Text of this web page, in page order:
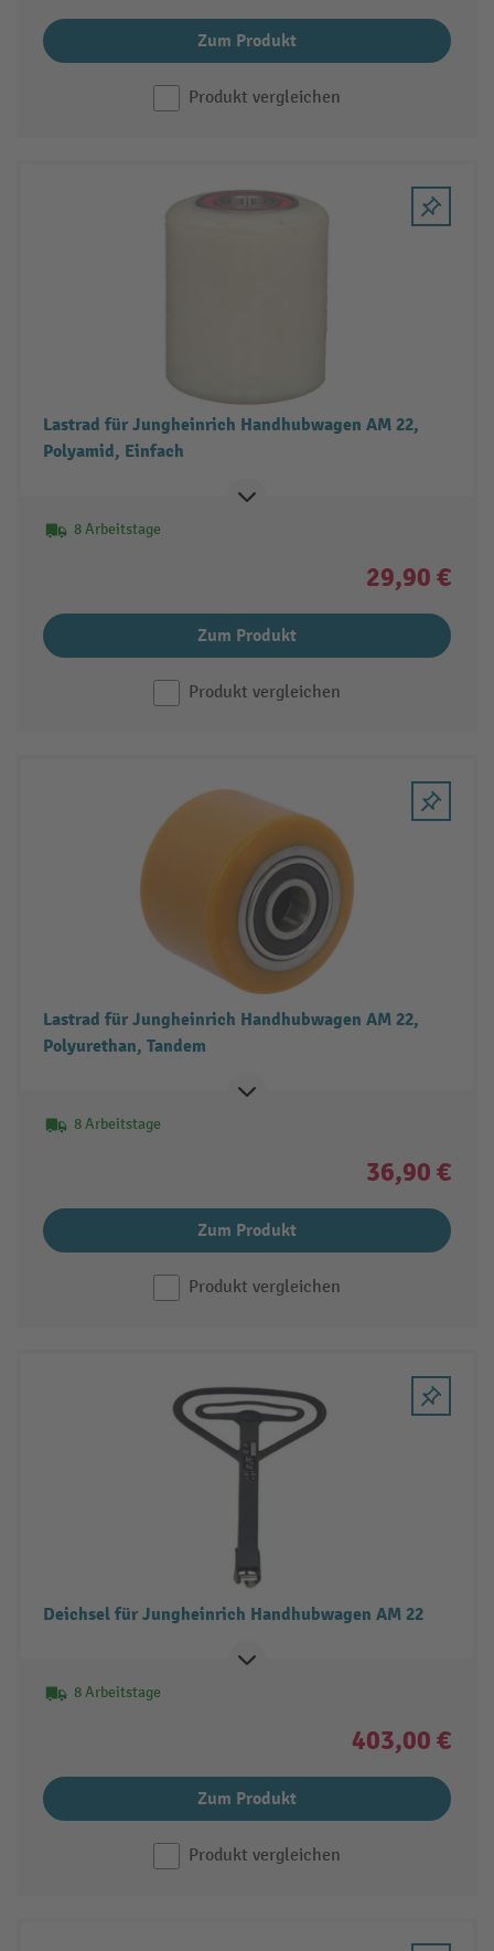
Zum Produkt
Produkt vergleichen
Lastrad für Jungheinrich Handhubwagen AM 22,
Polyamid, Einfach
8 Arbeitstage
29,90 €
Zum Produkt
Produkt vergleichen
Lastrad für Jungheinrich Handhubwagen AM 22,
Polyurethan, Tandem
8 Arbeitstage
36,90 €
Zum Produkt
Produkt vergleichen
Deichsel für Jungheinrich Handhubwagen AM 22
8 Arbeitstage
403,00 €
Zum Produkt
Produkt vergleichen